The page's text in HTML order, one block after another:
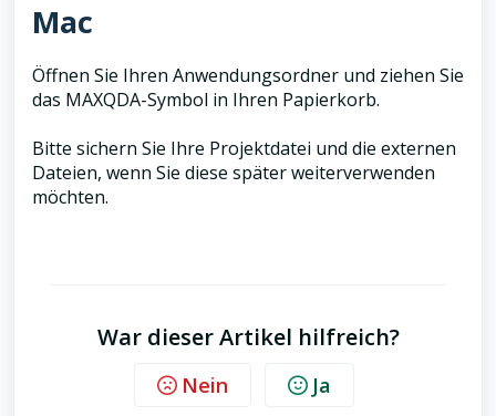
Mac
Öffnen Sie Ihren Anwendungsordner und ziehen Sie
das MAXQDA-Symbol in Ihren Papierkorb.
Bitte sichern Sie Ihre Projektdatei und die externen
Dateien, wenn Sie diese später weiterverwenden
möchten.
War dieser Artikel hilfreich?
Nein Ja